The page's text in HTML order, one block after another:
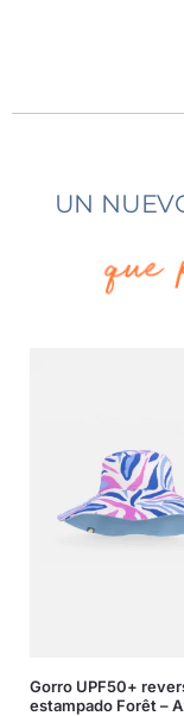
UN
que
Gorro UPF50+
estampado Forêt –